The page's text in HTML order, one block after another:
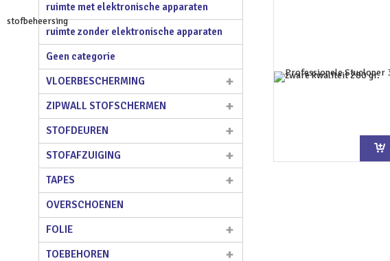
ruimte met elektronische apparaten
ruimte zonder elektronische apparaten
Geen categorie
VLOERBESCHERMING
ZIPWALL STOFSCHERMEN
STOFDEUREN
STOFAFZUIGING
TAPES
OVERSCHOENEN
FOLIE
TOEBEHOREN